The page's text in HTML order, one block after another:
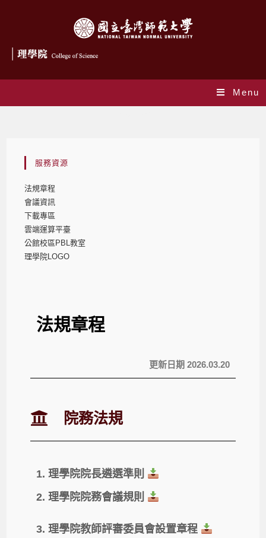
Menu
服務資源
法規章程
會議資訊
下載專區
雲端運算平臺
公館校區PBL教室
理學院LOGO
法規章程
更新日期 2026.03.20
院務法規​
1. 理學院院長遴選準則
2. 理學院院務會議規則
3. 理學院教師評審委員會設置章程